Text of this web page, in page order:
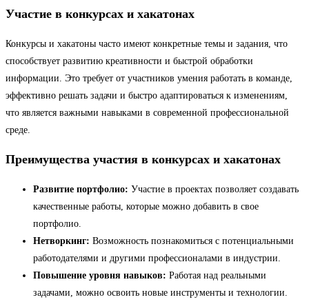
Участие в конкурсах и хакатонах
Конкурсы и хакатоны часто имеют конкретные темы и задания, что
способствует развитию креативности и быстрой обработки
информации. Это требует от участников умения работать в команде,
эффективно решать задачи и быстро адаптироваться к изменениям,
что является важными навыками в современной профессиональной
среде.
Преимущества участия в конкурсах и хакатонах
Развитие портфолио: Участие в проектах позволяет создавать
качественные работы, которые можно добавить в свое
портфолио.
Нетворкинг: Возможность познакомиться с потенциальными
работодателями и другими профессионалами в индустрии.
Повышение уровня навыков: Работая над реальными
задачами, можно освоить новые инструменты и технологии.